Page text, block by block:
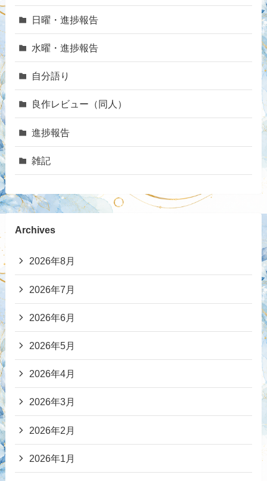
日曜・進捗報告
水曜・進捗報告
自分語り
良作レビュー（同人）
進捗報告
雑記
Archives
2026年8月
2026年7月
2026年6月
2026年5月
2026年4月
2026年3月
2026年2月
2026年1月